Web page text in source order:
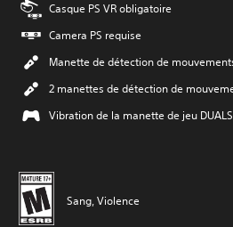
Casque PS VR obligatoire
Camera PS requise
Manette de détection de
2 manettes de détection de
Vibration de la manette de jeu
Sang, Violence